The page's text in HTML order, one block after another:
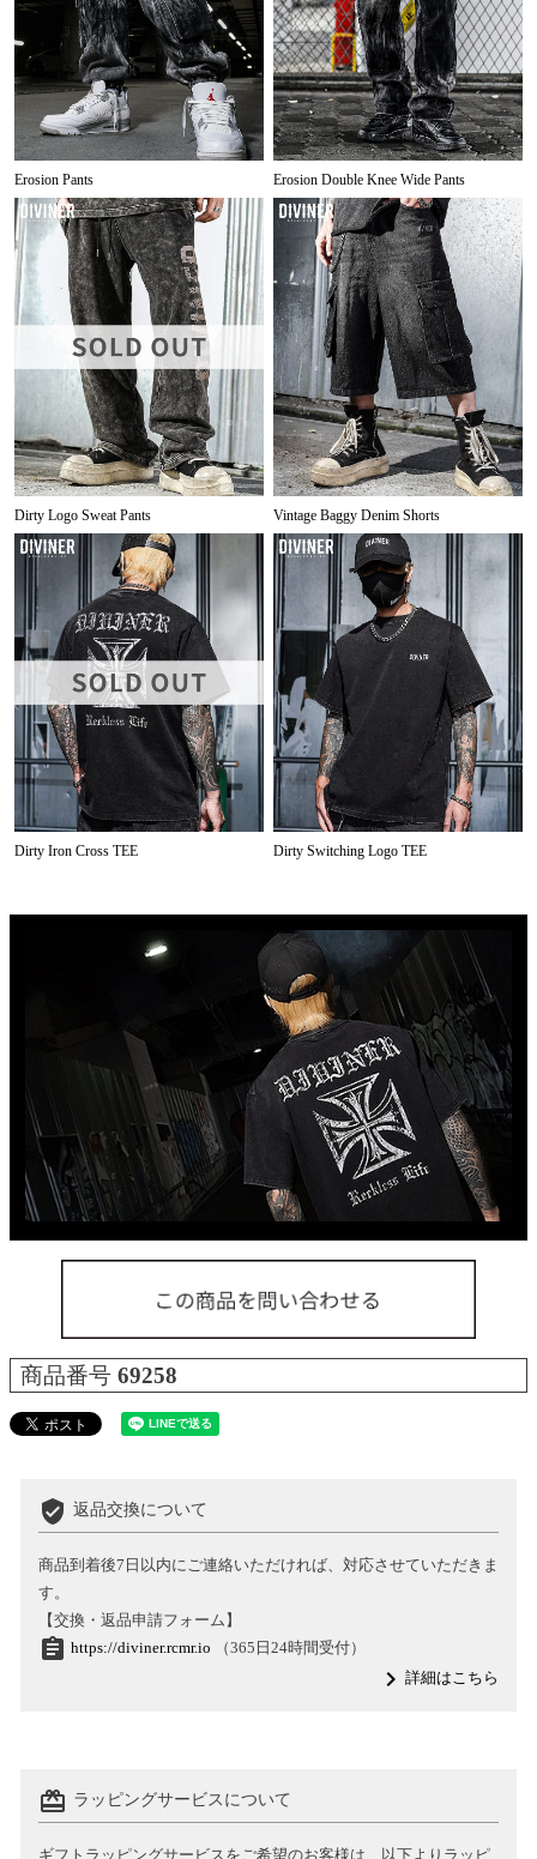
Erosion Pants Erosion Double Knee Wide Pants
Dirty Logo Sweat Pants Vintage Baggy Denim Shorts
Dirty Iron Cross TEE Dirty Switching Logo TEE
商品番号 69258
verified_user 返品交換について
商品到着後7日以内にご連絡いただければ、対応させていただきま
す。
【交換・返品申請フォーム】
assignment https://diviner.rcmr.io （365日24時間受付）
navigate_next詳細はこちら
card_giftcard ラッピングサービスについて
ギフトラッピングサービスをご希望のお客様は、以下よりラッピ